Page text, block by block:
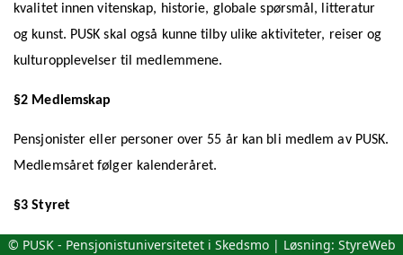
kvalitet innen vitenskap, historie, globale spørsmål, litteratur
og kunst. PUSK skal også kunne tilby ulike aktiviteter, reiser og
kulturopplevelser til medlemmene.
§2 Medlemskap
Pensjonister eller personer over 55 år kan bli medlem av PUSK.
Medlemsåret følger kalenderåret.
§3 Styret
Styret har ansvar for den daglige driften av PUSK innenfor
© PUSK - Pensjonistuniversitetet i Skedsmo | Løsning: StyreWeb